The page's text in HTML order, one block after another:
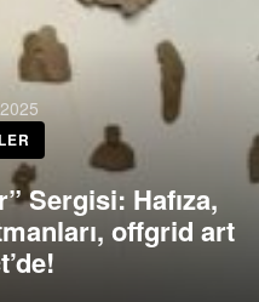
Sergisi: Hafıza,
offgrid art